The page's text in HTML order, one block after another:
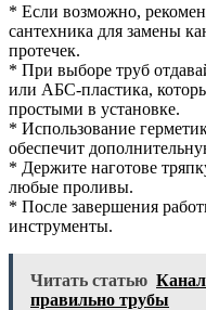
* Если возможно,
сантехника для замены
протечек.
* При выборе труб
или АБС-пластика,
простыми в установке.
* Использование
обеспечит
* Держите наготове
любые проливы.
* После завершения
инструменты.
Читать статью
правильно трубы